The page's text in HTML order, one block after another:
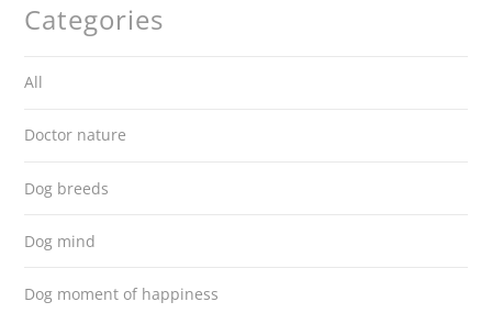
Categories
All
Doctor nature
Dog breeds
Dog mind
Dog moment of happiness